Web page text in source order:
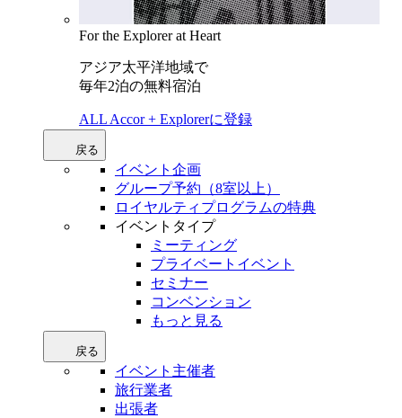
For the Explorer at Heart
アジア太平洋地域で
毎年2泊の無料宿泊
ALL Accor + Explorerに登録
戻る
イベント企画
グループ予約（8室以上）
ロイヤルティプログラムの特典
イベントタイプ
ミーティング
プライベートイベント
セミナー
コンベンション
もっと見る
戻る
イベント主催者
旅行業者
出張者